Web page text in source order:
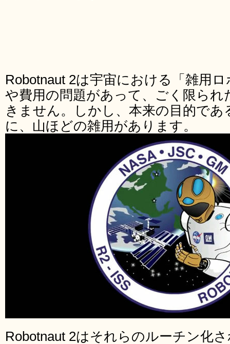
Robotnaut 2は宇宙における「雑用
や費用の問題があって、ごく限ら
きません。しかし、本来の目的であ
に、山ほどの雑用があります。
Robotnaut 2はそれらのルーチン化